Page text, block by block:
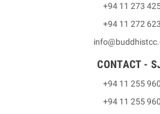
+94 11 273
+94 11 272
CONTACT -
+94 11 255
+94 11 255